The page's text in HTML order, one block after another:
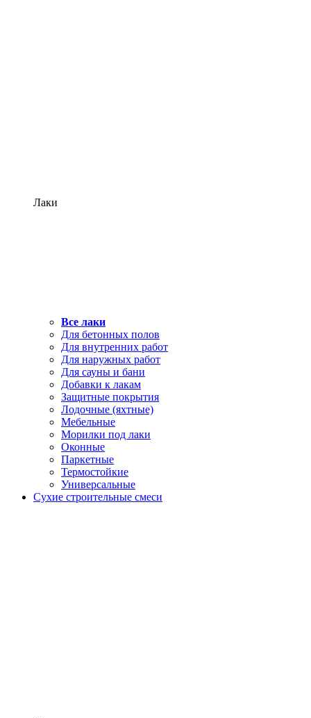
Лаки
Все лаки
Для бетонных полов
Для внутренних работ
Для наружных работ
Для сауны и бани
Добавки к лакам
Защитные покрытия
Лодочные (яхтные)
Мебельные
Морилки под лаки
Оконные
Паркетные
Термостойкие
Универсальные
Сухие строительные смеси